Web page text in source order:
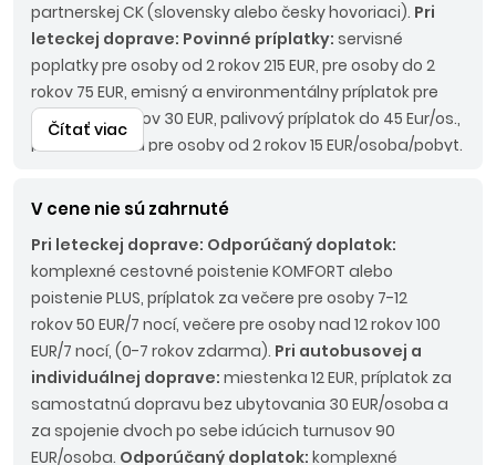
partnerskej CK (slovensky alebo česky hovoriaci). Pri
leteckej doprave: Povinné príplatky: servisné
poplatky pre osoby od 2 rokov 215 EUR, pre osoby do 2
rokov 75 EUR, emisný a environmentálny príplatok pre
osoby od 2 rokov 30 EUR, palivový príplatok do 45 Eur/os.,
pobytová taxa pre osoby od 2 rokov 15 EUR/osoba/pobyt.
190 EUR/os.
Čítať viac
V cene nie sú zahrnuté
Pri leteckej doprave: Odporúčaný doplatok:
komplexné cestovné poistenie KOMFORT alebo
poistenie PLUS, príplatok za večere pre osoby 7-12
rokov 50 EUR/7 nocí, večere pre osoby nad 12 rokov 100
EUR/7 nocí, (0-7 rokov zdarma). Pri autobusovej a
individuálnej doprave: miestenka 12 EUR, príplatok za
samostatnú dopravu bez ubytovania 30 EUR/osoba a
za spojenie dvoch po sebe idúcich turnusov 90
EUR/osoba. Odporúčaný doplatok: komplexné